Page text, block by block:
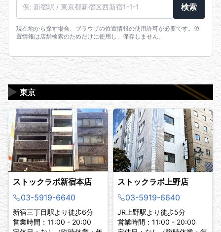
検索
現在地から探す場合、ブラウザの位置情報の使用許可が必要です。位
置情報は店舗検索のためだけに使用し、保存しません。
東京
▶
ストックラボ新宿本店
03-5919-6640
新宿三丁目駅より徒歩6分
営業時間：11:00 - 20:00
ストックラボ上野店
03-5919-6640
JR上野駅より徒歩5分
営業時間：11:00 - 20:00